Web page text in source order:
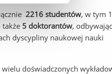
2216 studentów, w tym
5 doktorantów,
dyscypliny naukowej nauki
doświadczonych